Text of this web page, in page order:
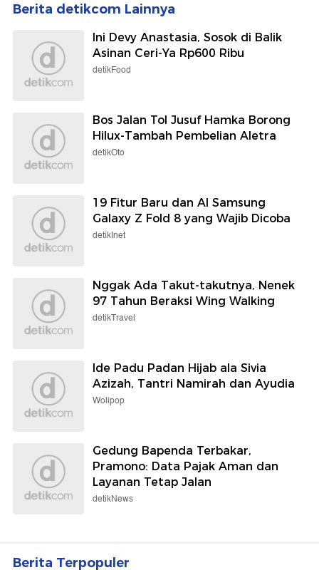
Berita detikcom Lainnya
Ini Devy Anastasia, Sosok di Balik
Asinan Ceri-Ya Rp600 Ribu
detikFood
Bos Jalan Tol Jusuf Hamka Borong
Hilux-Tambah Pembelian Aletra
detikOto
19 Fitur Baru dan AI Samsung
Galaxy Z Fold 8 yang Wajib Dicoba
detikInet
Nggak Ada Takut-takutnya, Nenek
97 Tahun Beraksi Wing Walking
detikTravel
Ide Padu Padan Hijab ala Sivia
Azizah, Tantri Namirah dan Ayudia
Wolipop
Gedung Bapenda Terbakar,
Pramono: Data Pajak Aman dan
Layanan Tetap Jalan
detikNews
Berita Terpopuler